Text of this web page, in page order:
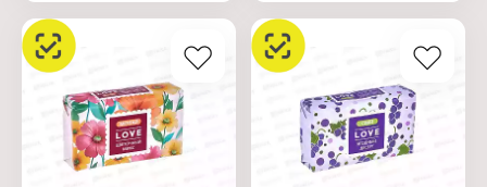
12490, краситель CI
11680.
Характеристики:
Производитель: Nefis
Cosmetics
Тип товара: Мыло
Вариация: Мыло - пилинг
Назначение: туалетное
Характеристики:
Производитель: Nefis
Тип товара: Мыло
Вариация: Крем - мыло
Назначение: туалетное
Линейка: Love
Название: "Земляничный